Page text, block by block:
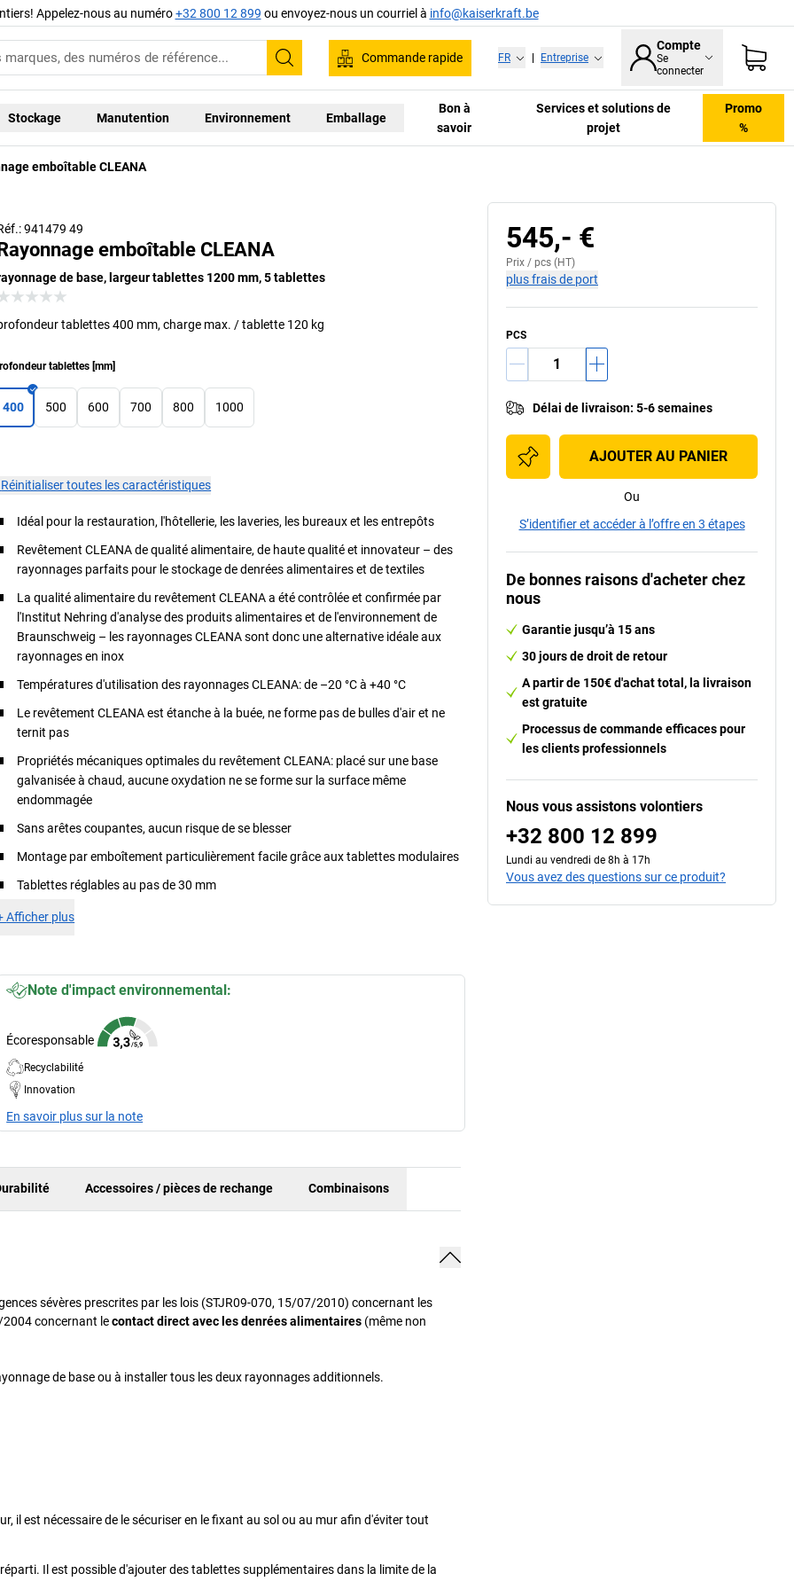
Appelez-nous au numéro+32 800 12 899 ou envoyez-nous un courriel à info@kaiserkraft.be
Recherche
Commande rapide FR Entreprise
Compte
Se
connecter
Stockage Manutention Environnement Emballage
Bon à
savoir
Services et solutions de
projet
Promo
%
emboîtable CLEANA
941479 49
emboîtable CLEANA
de base, largeur tablettes 1200 mm, 5 tablettes
tablettes 400 mm, charge max. / tablette 120 kg
tablettes [mm]
400 500 600 700 800 1000
Réinitialiser toutes les caractéristiques
Idéal pour la restauration, l'hôtellerie, les laveries, les bureaux et les entrepôts
Revêtement CLEANA de qualité alimentaire, de haute qualité et innovateur – des
rayonnages parfaits pour le stockage de denrées alimentaires et de textiles
La qualité alimentaire du revêtement CLEANA a été contrôlée et confirmée par
l'Institut Nehring d'analyse des produits alimentaires et de l'environnement de
Braunschweig – les rayonnages CLEANA sont donc une alternative idéale aux
rayonnages en inox
Températures d'utilisation des rayonnages CLEANA: de –20 °C à +40 °C
Le revêtement CLEANA est étanche à la buée, ne forme pas de bulles d'air et ne
ternit pas
Propriétés mécaniques optimales du revêtement CLEANA: placé sur une base
galvanisée à chaud, aucune oxydation ne se forme sur la surface même
endommagée
Sans arêtes coupantes, aucun risque de se blesser
Montage par emboîtement particulièrement facile grâce aux tablettes modulaires
Tablettes réglables au pas de 30 mm
Afficher plus
Note d'impact environnemental:
Écoresponsable
Recyclabilité
Innovation
En savoir plus sur la note
Accessoires / pièces de rechange Combinaisons
sévères prescrites par les lois (STJR09-070, 15/07/2010) concernant les
2004 concernant lecontact direct avec les denrées alimentaires (même non
de base ou à installer tous les deux rayonnages additionnels.
il est nécessaire de le sécuriser en le fixant au sol ou au mur afin d'éviter tout
Il est possible d'ajouter des tablettes supplémentaires dans la limite de la
545,- €
Prix / pcs (HT)
plus frais de port
PCS
Délai de livraison: 5-6 semaines
AJOUTER AU PANIER
Ou
S’identifier et accéder à l’offre en 3 étapes
De bonnes raisons d'acheter chez
nous
Garantie jusqu’à 15 ans
30 jours de droit de retour
A partir de 150€ d'achat total, la livraison
est gratuite
Processus de commande efficaces pour
les clients professionnels
Nous vous assistons volontiers
+32 800 12 899
Lundi au vendredi de 8h à 17h
Vous avez des questions sur ce produit?